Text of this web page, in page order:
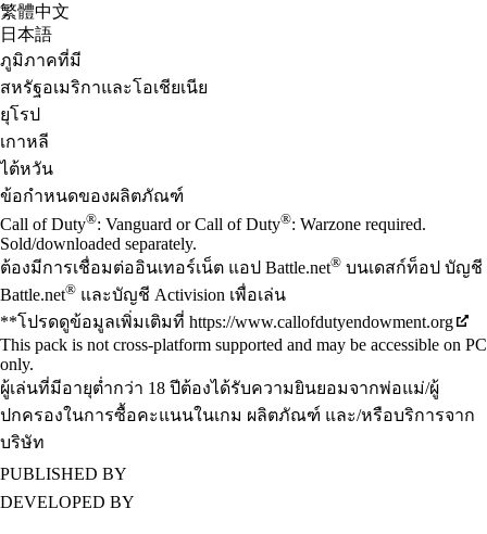
繁體中文
日本語
ภูมิภาคที่มี
สหรัฐอเมริกาและโอเชียเนีย
ยุโรป
เกาหลี
ไต้หวัน
ข้อกำหนดของผลิตภัณฑ์
Call of Duty®: Vanguard or Call of Duty®: Warzone required.
Sold/downloaded separately.
ต้องมีการเชื่อมต่ออินเทอร์เน็ต แอป Battle.net® บนเดสก์ท็อป บัญชี
Battle.net® และบัญชี Activision เพื่อเล่น
**โปรดดูข้อมูลเพิ่มเติมที่ https://www.callofdutyendowment.org
This pack is not cross-platform supported and may be accessible on PC
only.
ผู้เล่นที่มีอายุต่ำกว่า 18 ปีต้องได้รับความยินยอมจากพ่อแม่/ผู้
ปกครองในการซื้อคะแนนในเกม ผลิตภัณฑ์ และ/หรือบริการจาก
บริษัท
PUBLISHED BY
DEVELOPED BY